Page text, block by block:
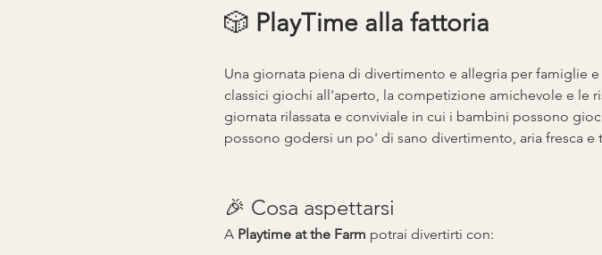
🎲 PlayTime alla fattoria
Una giornata piena di divertimento e allegria per famiglie
classici giochi all'aperto, la competizione amichevole e le
giornata rilassata e conviviale in cui i bambini possono
possono godersi un po' di sano divertimento, aria fresca e
🎉 Cosa aspettarsi
A Playtime at the Farm potrai divertirti con: